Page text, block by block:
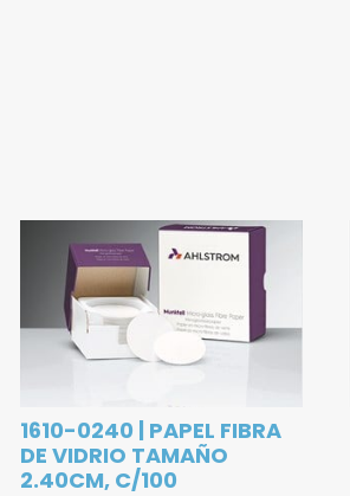
1610-0240 | PAPEL FIBRA
DE VIDRIO TAMAÑO
2.40CM, C/100